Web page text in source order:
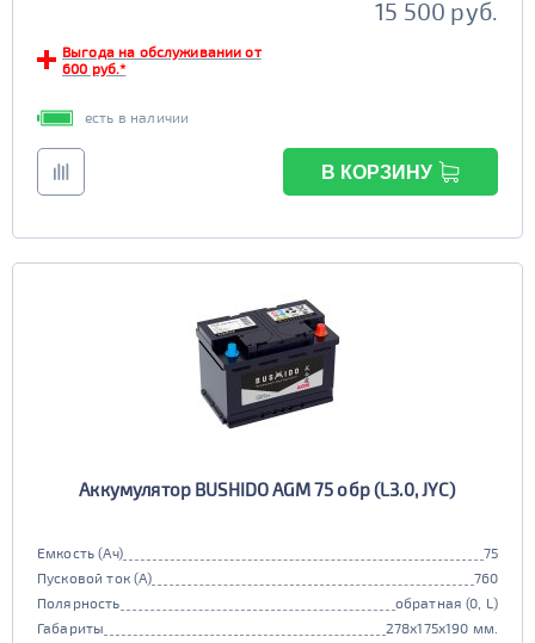
15 500 руб.
Выгода на обслуживании от
600 руб.*
есть в наличии
В КОРЗИНУ
Аккумулятор BUSHIDO AGM 75 обр (L3.0, JYC)
Емкость (Ач)
75
Пусковой ток (А)
760
Полярность
обратная (0, L)
Габариты
278x175x190 мм.